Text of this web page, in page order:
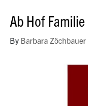
Ab Hof
By Barbara Zöchbauer